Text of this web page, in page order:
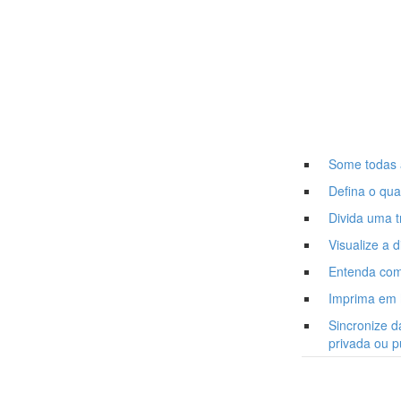
Some
Defina o
Divida uma
Visualize a
Entenda
Imprima em
Sincronize
privada ou